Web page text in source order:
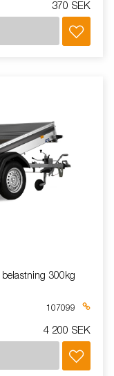
370 SEK
300kg
107099
4 200 SEK